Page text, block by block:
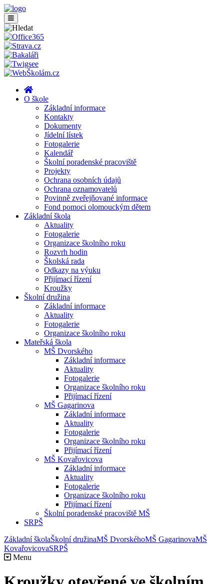
O škole
Základní informace
Kontakty
Dokumenty
Jídelní lístek
Fotogalerie
Kalendář
Školní poradenské pracoviště
Projekty
Ochrana osobních údajů
Ochrana oznamovatelů
Povinně zveřejňované informace
Fond pomoci olomouckým dětem
Základní škola
Aktuality
Fotogalerie
Organizace školního roku
Rozvrh hodin
Školská rada
Odkazy na výuku
Přijímací řízení
Kroužky
Školní družina
Základní informace
Aktuality
Fotogalerie
Organizace školního roku
Mateřská škola
MŠ Dvorského
Základní informace
Aktuality
Fotogalerie
Organizace školního roku
Přijímací řízení
MŠ Gagarinova
Základní informace
Aktuality
Fotogalerie
Organizace školního roku
Přijímací řízení
MŠ Kovařovicova
Základní informace
Aktuality
Fotogalerie
Organizace školního roku
Přijímací řízení
Školní poradenské pracoviště MŠ
SRPŠ
Základní školaŠkolní družinaMŠ DvorskéhoMŠ GagarinovaMŠ
KovařovicovaSRPŠ
Menu